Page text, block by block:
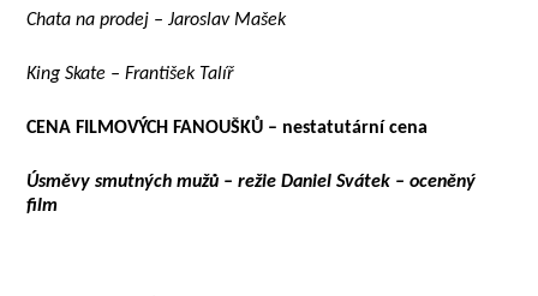
Chata na prodej – Jaroslav Mašek
King Skate – František Talíř
CENA FILMOVÝCH FANOUŠKŮ – nestatutární cena
Úsměvy smutných mužů – režie Daniel Svátek – oceněný
film